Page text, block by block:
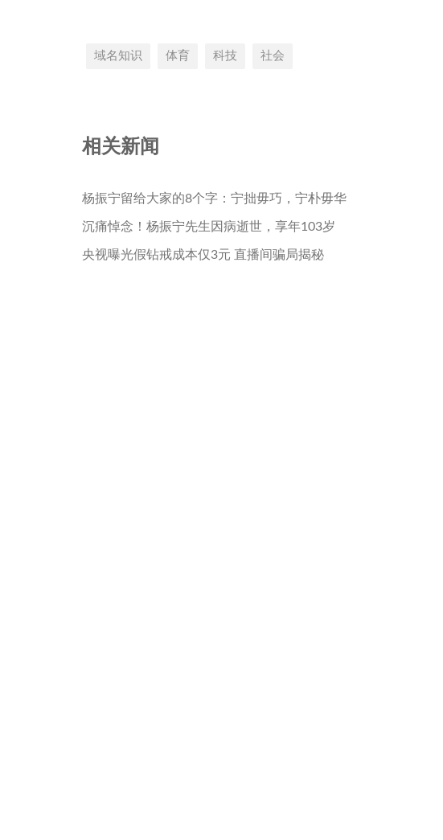
域名知识 体育 科技 社会
相关新闻
杨振宁留给大家的8个字：宁拙毋巧，宁朴毋华
沉痛悼念！杨振宁先生因病逝世，享年103岁
央视曝光假钻戒成本仅3元 直播间骗局揭秘